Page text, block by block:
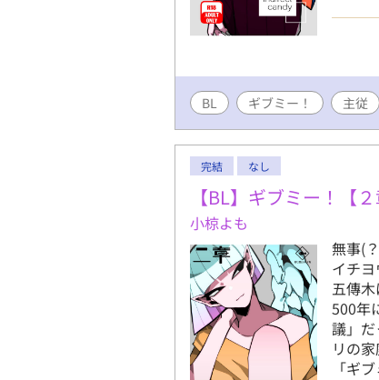
BL ギブミー！ 主従
完結 なし
【BL】ギブミー！【２
小椋よも
無事(
イチ
五傳
500年
議」
リの
「ギ